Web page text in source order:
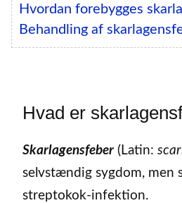
Hvordan forebygges
Behandling af
Hvad er
Skarlagensfeber (Latin:
selvstændig sygdom, men
streptokok-infektion.